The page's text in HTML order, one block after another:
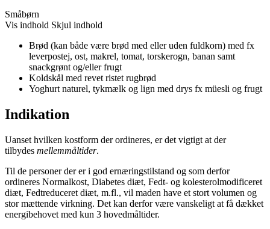
Småbørn
Vis indhold Skjul indhold
Brød (kan både være brød med eller uden fuldkorn) med fx
leverpostej, ost, makrel, tomat, torskerogn, banan samt
snackgrønt og/eller frugt
Koldskål med revet ristet rugbrød
Yoghurt naturel, tykmælk og lign med drys fx müesli og frugt
Indikation
Uanset hvilken kostform der ordineres, er det vigtigt at der
tilbydes mellemmåltider.
Til de personer der er i god ernæringstilstand og som derfor
ordineres Normalkost, Diabetes diæt, Fedt- og kolesterolmodificeret
diæt, Fedtreduceret diæt, m.fl., vil maden have et stort volumen og
stor mættende virkning. Det kan derfor være vanskeligt at få dækket
energibehovet med kun 3 hovedmåltider.